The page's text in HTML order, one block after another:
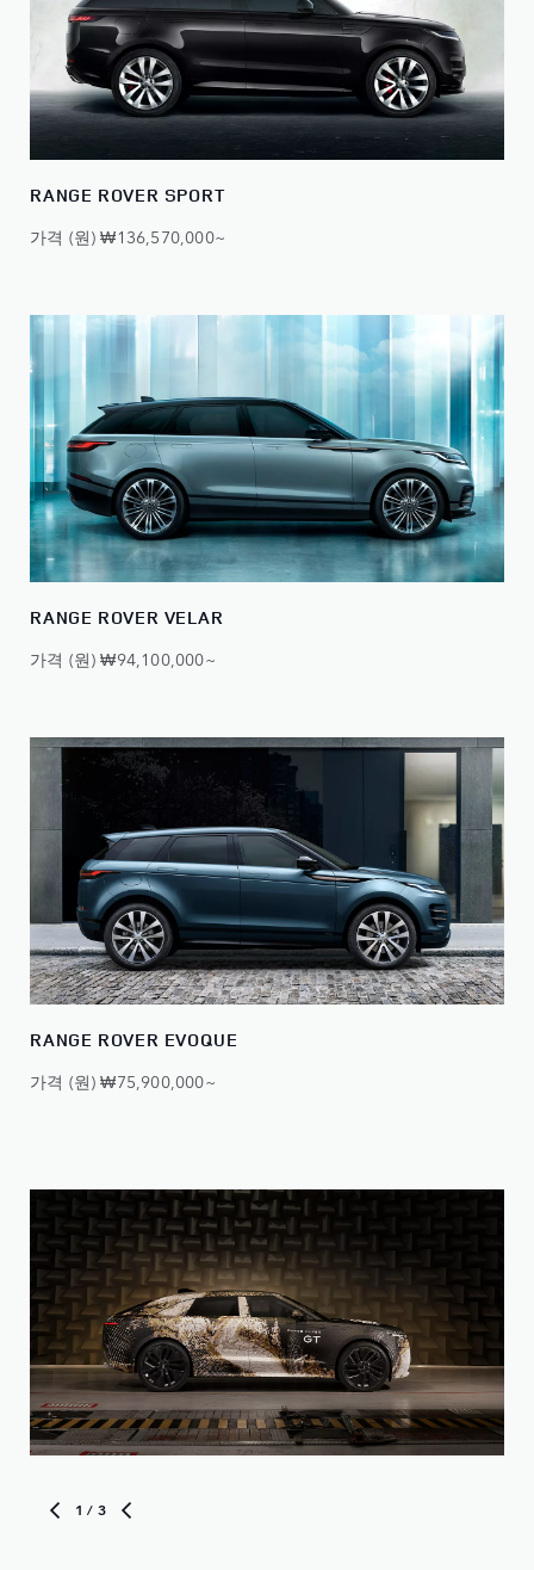
RANGE ROVER SPORT
가격 (원) ₩136,570,000~
RANGE ROVER VELAR
가격 (원) ₩94,100,000~
RANGE ROVER EVOQUE
가격 (원) ₩75,900,000~
1 / 3